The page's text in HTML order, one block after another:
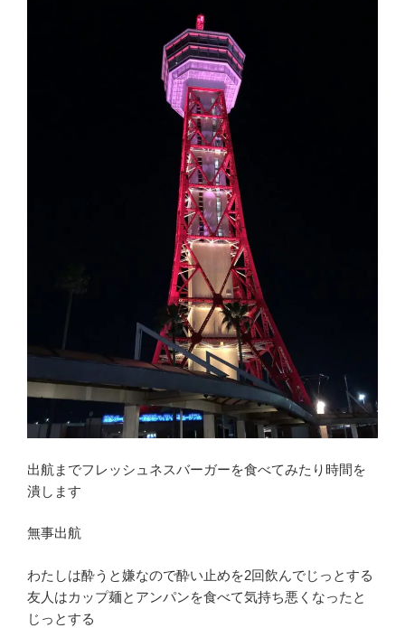
出航までフレッシュネスバーガーを食べてみたり時間を
潰します
無事出航
わたしは酔うと嫌なので酔い止めを2回飲んでじっとする
友人はカップ麺とアンパンを食べて気持ち悪くなったと
じっとする